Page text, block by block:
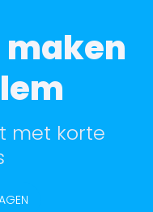
maken
met korte